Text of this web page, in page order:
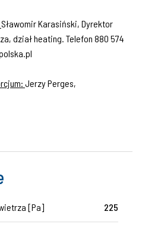
Sławomir Karasiński, Dyrektor
dział heating. Telefon 880 574
Jerzy Perges,
[Pa] 225